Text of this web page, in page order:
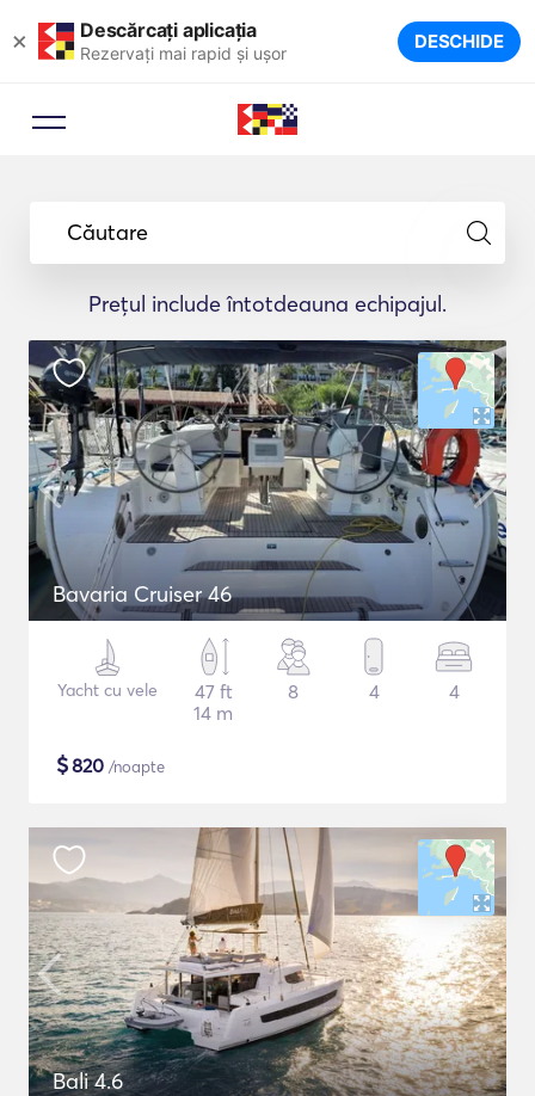
× Descărcați aplicația
Rezervați mai rapid și ușor DESCHIDE
Căutare
Prețul include întotdeauna echipajul.
Bavaria Cruiser 46
Yacht cu vele
47 ft
14 m
8 4 4
$820 /noapte
Bali 4.6